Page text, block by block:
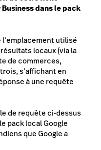
dans le pack
l’emplacement utilisé
locaux (via la
de commerces,
s’affichant en
à une requête
de requête ci-dessus
pack local Google
que Google a